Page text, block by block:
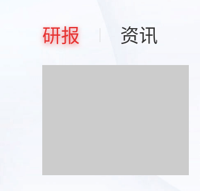
研报 资讯